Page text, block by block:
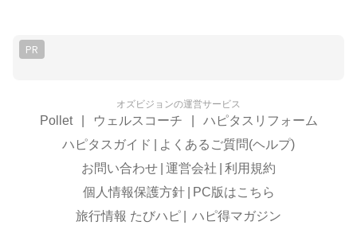
PR
オズビジョンの運営サービス
Pollet ウェルスコーチ
ハピタスリフォーム
ハピタスガイド
よくあるご質問(ヘルプ)
お問い合わせ 運営会社
利用規約
個人情報保護方針
PC版はこちら
旅行情報 たびハピ
ハピ得マガジン